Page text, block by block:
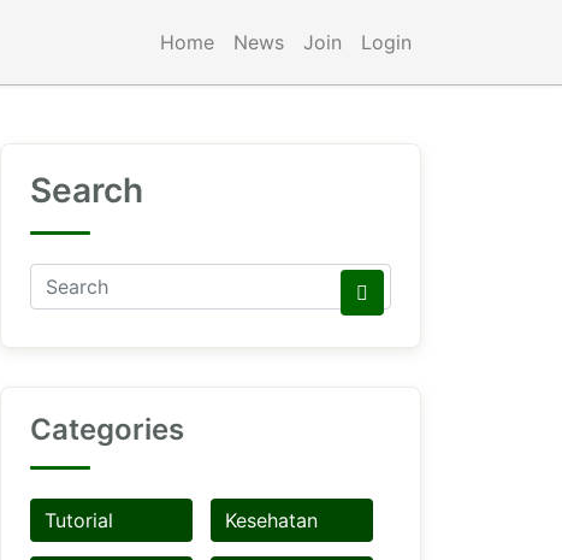
Home News Join Login
Search
Categories
Tutorial Kesehatan